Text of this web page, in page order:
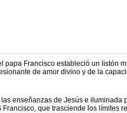
Francisco estableció un listón
de amor divino y de la
enseñanzas de Jesús e iluminada
Francisco, que trasciende los límites